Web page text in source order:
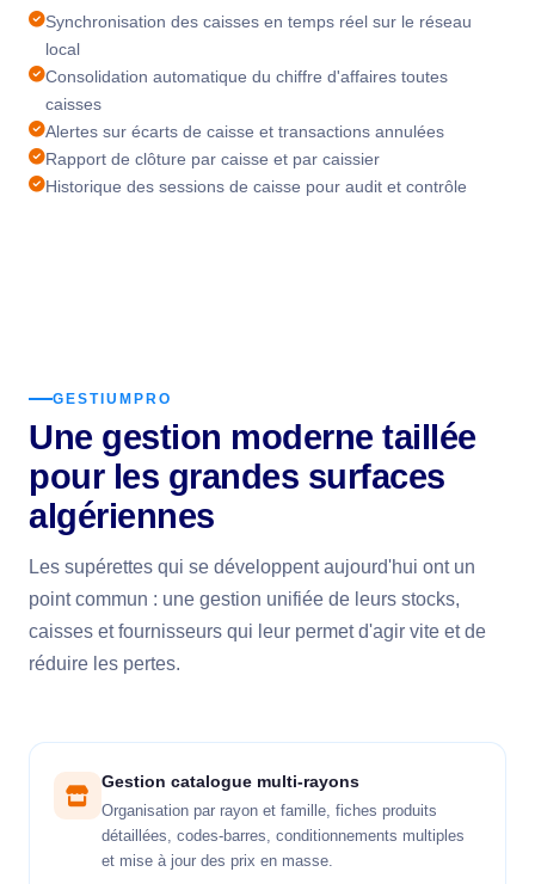
Synchronisation des caisses en temps réel sur le réseau
local
Consolidation automatique du chiffre d'affaires toutes
caisses
Alertes sur écarts de caisse et transactions annulées
Rapport de clôture par caisse et par caissier
Historique des sessions de caisse pour audit et contrôle
GESTIUMPRO
Une gestion moderne taillée
pour les grandes surfaces
algériennes
Les supérettes qui se développent aujourd'hui ont un
point commun : une gestion unifiée de leurs stocks,
caisses et fournisseurs qui leur permet d'agir vite et de
réduire les pertes.
Gestion catalogue multi-rayons
Organisation par rayon et famille, fiches produits
détaillées, codes-barres, conditionnements multiples
et mise à jour des prix en masse.